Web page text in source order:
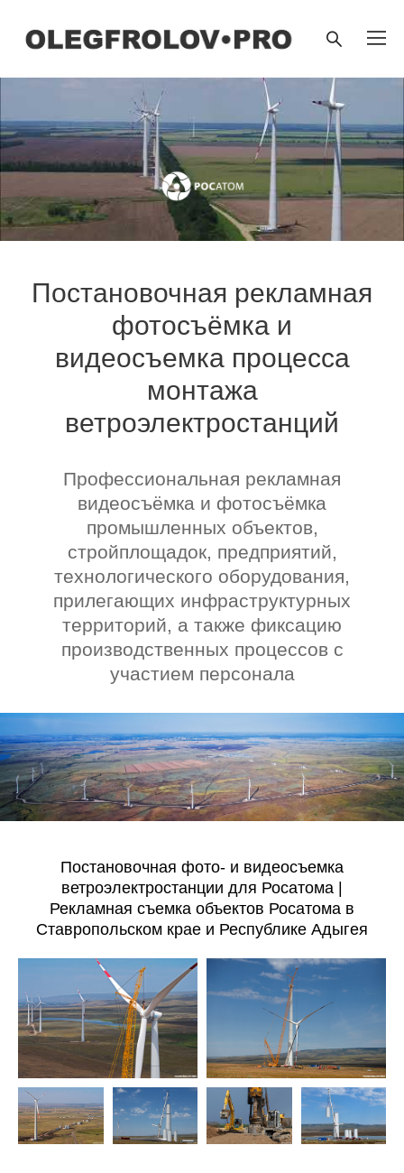
Постановочная рекламная
фотоcъёмка и
видеосъемка процесса
монтажа
ветроэлектростанций
Профессиональная рекламная
видеосъёмка и фотосъёмка
промышленных объектов,
стройплощадок, предприятий,
технологического оборудования,
прилегающих инфраструктурных
территорий, а также фиксацию
производственных процессов с
участием персонала
Постановочная фото- и видеосъемка
ветроэлектростанции для Росатома |
Рекламная съемка объектов Росатома в
Ставропольском крае и Республике Адыгея